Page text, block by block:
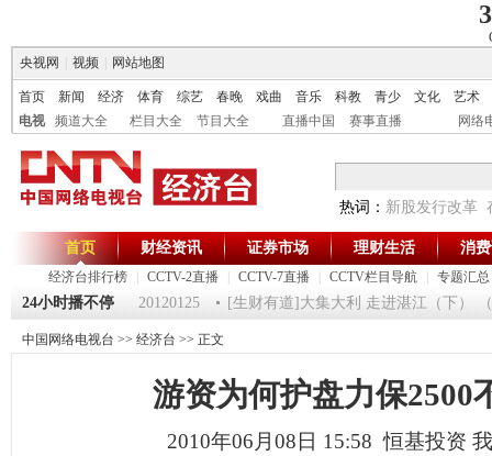
央视网
视频 网站地图
首页 新闻 经济 体育 综艺 春晚 戏曲 音乐 科教 青少 文化
艺术
电视
频道大全 栏目大全 节目大全 直播中国 赛事直播 网络
热词： 新股发行改革
首页
经济台排行榜 CCTV-2直播 CCTV-7直播 CCTV栏目导航 专题汇总
财经资讯 证券市场 理财生活 消
24小时播不停
《第一时间》 20120125 [生财有道]大集大利 走进湛江（下） （
中国网络电视台 >> 经济台 >> 正文
游资为何护盘力保2500
2010年06月08日 15:58 恒基投资